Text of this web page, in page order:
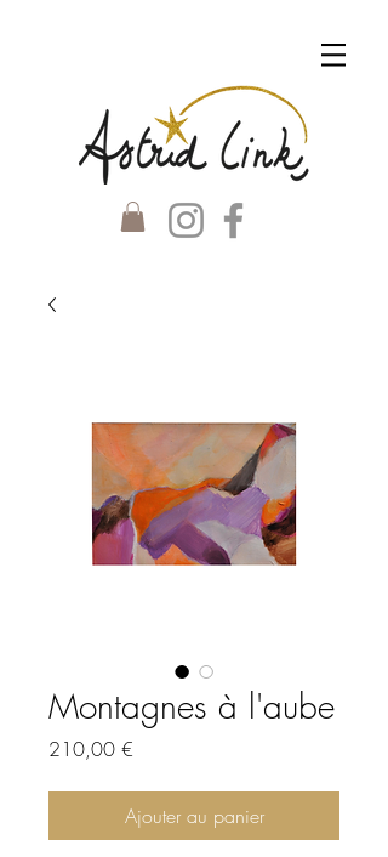
Montagnes à l'aube
210,00 €
Ajouter au panier